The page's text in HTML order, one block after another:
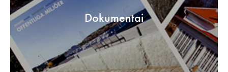
Dokumentai